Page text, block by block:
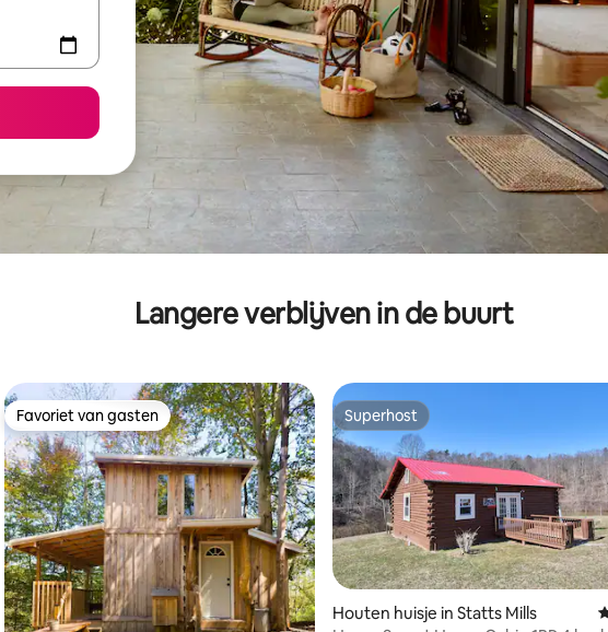
Langere verblijven in de buurt
Favoriet van gasten
Favoriet van gasten Superhost
Superhost
Houten huisje in Statts Mills